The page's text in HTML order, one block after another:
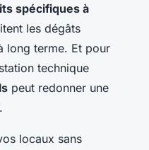
spécifiques à
les dégâts
long terme. Et pour
technique
peut redonner une
locaux sans